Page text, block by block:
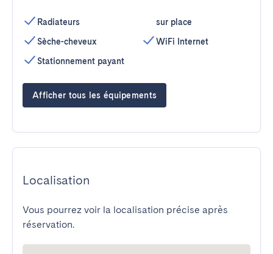
Radiateurs
Sèche-cheveux
Stationnement payant
sur place
WiFi Internet
Afficher tous les équipements
Localisation
Vous pourrez voir la localisation précise après
réservation.